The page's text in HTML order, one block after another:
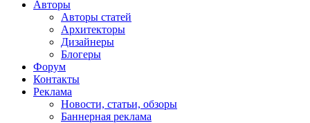
Авторы
Авторы статей
Архитекторы
Дизайнеры
Блогеры
Форум
Контакты
Реклама
Новости, статьи, обзоры
Баннерная реклама